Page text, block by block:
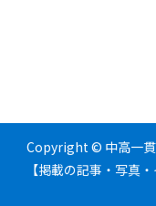
Copyright © 中高一
【掲載の記事・写真